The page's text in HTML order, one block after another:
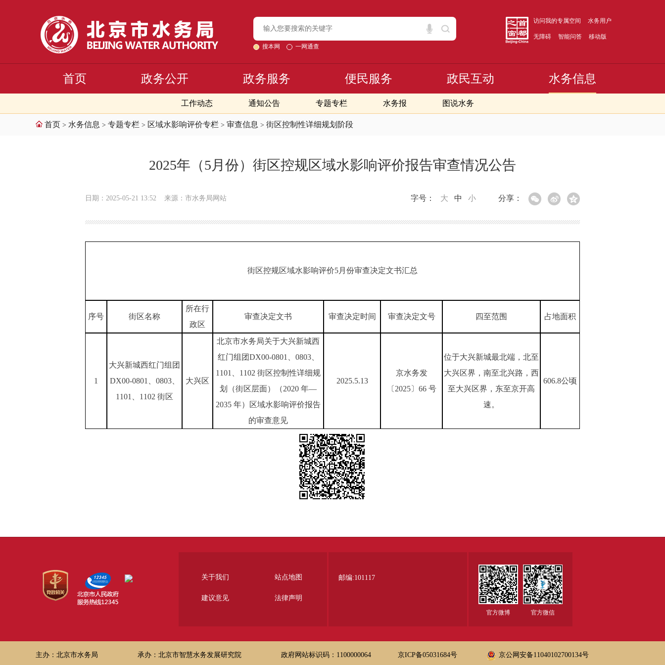
搜本网 一网通查
访问我的专属空间 水务用户
无障碍 智能问答 移动版
首页 政务公开 政务服务 便民服务 政民互动 水务信息
工作动态 通知公告 专题专栏 水务报 图说水务
首页 > 水务信息 > 专题专栏 > 区域水影响评价专栏 > 审查信息 > 街区控制性详细规划阶段
2025年（5月份）街区控规区域水影响评价报告审查情况公告
日期：2025-05-21 13:52 来源：市水务局网站 分享：
字号： 大 中 小
街区控规区域水影响评价5月份审查决定文书汇总
序号 街区名称
所在行
政区
审查决定文书 审查决定时间 审查决定文号 四至范围 占地面积
1
大兴新城西红门组团
DX00-0801、0803、
1101、1102 街区
大兴区
北京市水务局关于大兴新城西
红门组团DX00-0801、0803、
1101、1102 街区控制性详细规
划（街区层面）（2020 年—
2035 年）区域水影响评价报告
的审查意见
2025.5.13
京水务发
〔2025〕66 号
位于大兴新城最北端，北至
大兴区界，南至北兴路，西
至大兴区界，东至京开高
速。
606.8公顷
关于我们 站点地图
建议意见 法律声明
邮编:101117
官方微博 官方微信
主办：北京市水务局 承办：北京市智慧水务发展研究院 政府网站标识码：1100000064 京ICP备05031684号 京公网安备11040102700134号